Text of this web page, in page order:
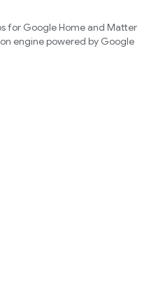
for Google Home and Matter
engine powered by Google